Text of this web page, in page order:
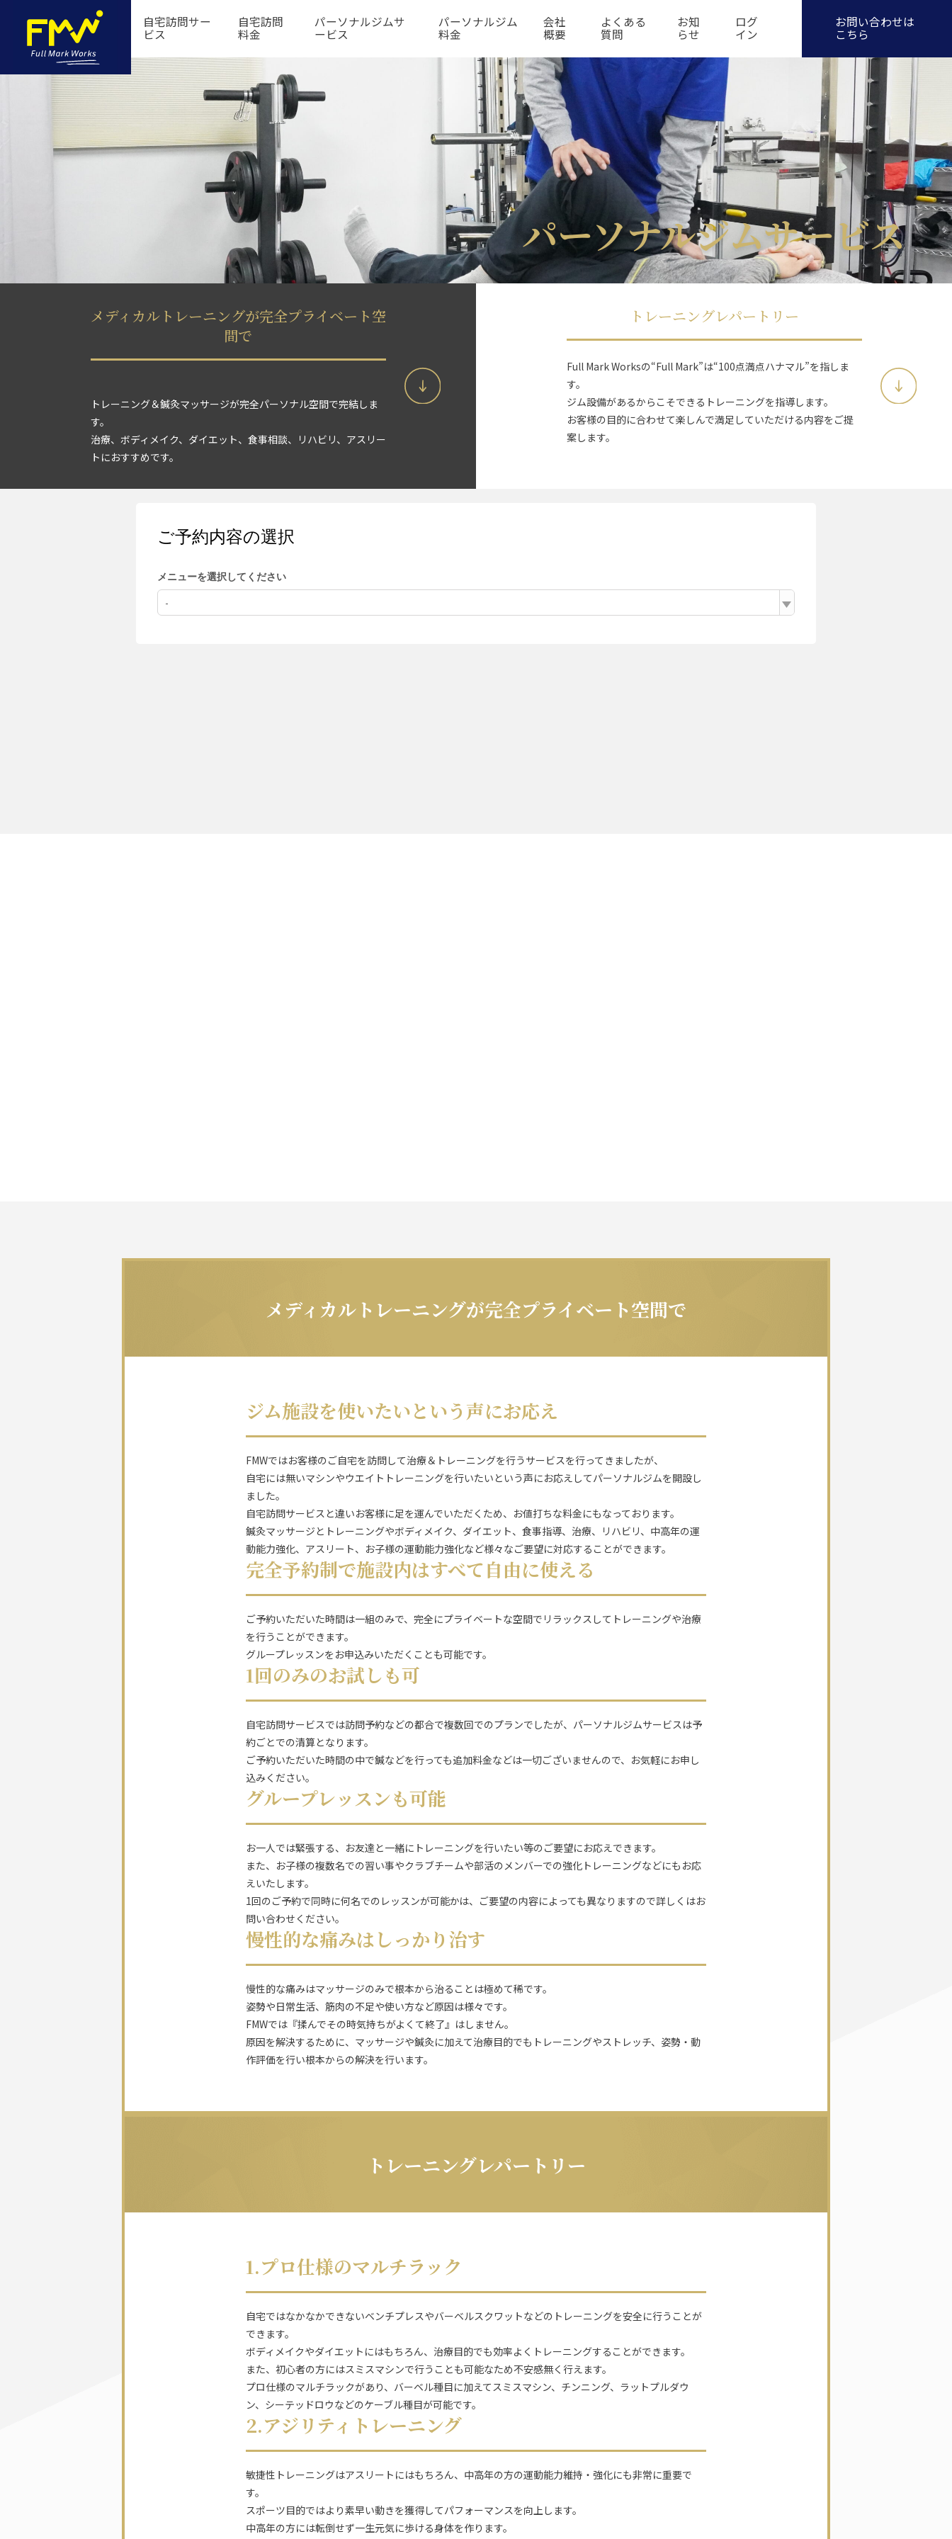
自宅訪問サー
ビス
自宅訪問
料金
パーソナルジムサ
ービス
パーソナルジム
料金
会社
概要
よくある
質問
お知
らせ
ログ
イン
お問い合わせ
パーソナルジムサービス
メディカルトレーニングが完全プライベート空
間で
トレーニング＆鍼灸マッサージが完全パーソナル空間で完結しま
す。
治療、ボディメイク、ダイエット、食事相談、リハビリ、アスリー
トにおすすめです。
トレーニングレパートリー
Full Mark Worksの“Full Mark”は“100点満点ハナマル”を指しま
す。
ジム設備があるからこそできるトレーニングを指導します。
お客様の目的に合わせて楽しんで満足していただける内容をご提
案します。
メディカルトレーニングが完全プライベート空間で
ジム施設を使いたいという声にお応え
FMWではお客様のご自宅を訪問して治療＆トレーニングを行うサービスを行ってきましたが、
自宅には無いマシンやウエイトトレーニングを行いたいという声にお応えしてパーソナルジムを開設し
ました。
自宅訪問サービスと違いお客様に足を運んでいただくため、お値打ちな料金にもなっております。
鍼灸マッサージとトレーニングやボディメイク、ダイエット、食事指導、治療、リハビリ、中高年の運
動能力強化、アスリート、お子様の運動能力強化など様々なご要望に対応することができます。
完全予約制で施設内はすべて自由に使える
ご予約いただいた時間は一組のみで、完全にプライベートな空間でリラックスしてトレーニングや治療
を行うことができます。
グループレッスンをお申込みいただくことも可能です。
1回のみのお試しも可
自宅訪問サービスでは訪問予約などの都合で複数回でのプランでしたが、パーソナルジムサービスは予
約ごとでの清算となります。
ご予約いただいた時間の中で鍼などを行っても追加料金などは一切ございませんので、お気軽にお申し
込みください。
グループレッスンも可能
お一人では緊張する、お友達と一緒にトレーニングを行いたい等のご要望にお応えできます。
また、お子様の複数名での習い事やクラブチームや部活のメンバーでの強化トレーニングなどにもお応
えいたします。
1回のご予約で同時に何名でのレッスンが可能かは、ご要望の内容によっても異なりますので詳しくはお
問い合わせください。
慢性的な痛みはしっかり治す
慢性的な痛みはマッサージのみで根本から治ることは極めて稀です。
姿勢や日常生活、筋肉の不足や使い方など原因は様々です。
FMWでは『揉んでその時気持ちがよくて終了』はしません。
原因を解決するために、マッサージや鍼灸に加えて治療目的でもトレーニングやストレッチ、姿勢・動
作評価を行い根本からの解決を行います。
トレーニングレパートリー
1.プロ仕様のマルチラック
自宅ではなかなかできないベンチプレスやバーベルスクワットなどのトレーニングを安全に行うことが
できます。
ボディメイクやダイエットにはもちろん、治療目的でも効率よくトレーニングすることができます。
また、初心者の方にはスミスマシンで行うことも可能なため不安感無く行えます。
プロ仕様のマルチラックがあり、バーベル種目に加えてスミスマシン、チンニング、ラットプルダウ
ン、シーテッドロウなどのケーブル種目が可能です。
2.アジリティトレーニング
敏捷性トレーニングはアスリートにはもちろん、中高年の方の運動能力維持・強化にも非常に重要で
す。
スポーツ目的ではより素早い動きを獲得してパフォーマンスを向上します。
中高年の方には転倒せず一生元気に歩ける身体を作ります。